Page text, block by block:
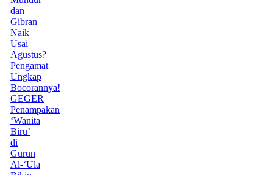
dan
Gibran
Naik
Usai
Agustus?
Pengamat
Ungkap
Bocorannya!
GEGER
Penampakan
‘Wanita
Biru’
di
Gurun
Al-‘Ula